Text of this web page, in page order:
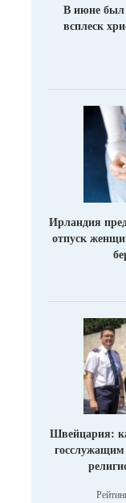
В июне был
всплеск
Ирландия
отпуск
Швейцария: